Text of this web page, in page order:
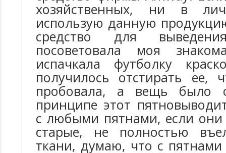
хозяйственных, ни в
использую данную
средство для
посоветовала моя
испачкала футболку
получилось отстирать ее,
пробовала, а вещь было
принципе этот
с любыми пятнами, если они
старые, не полностью
ткани, думаю, что с пятнами